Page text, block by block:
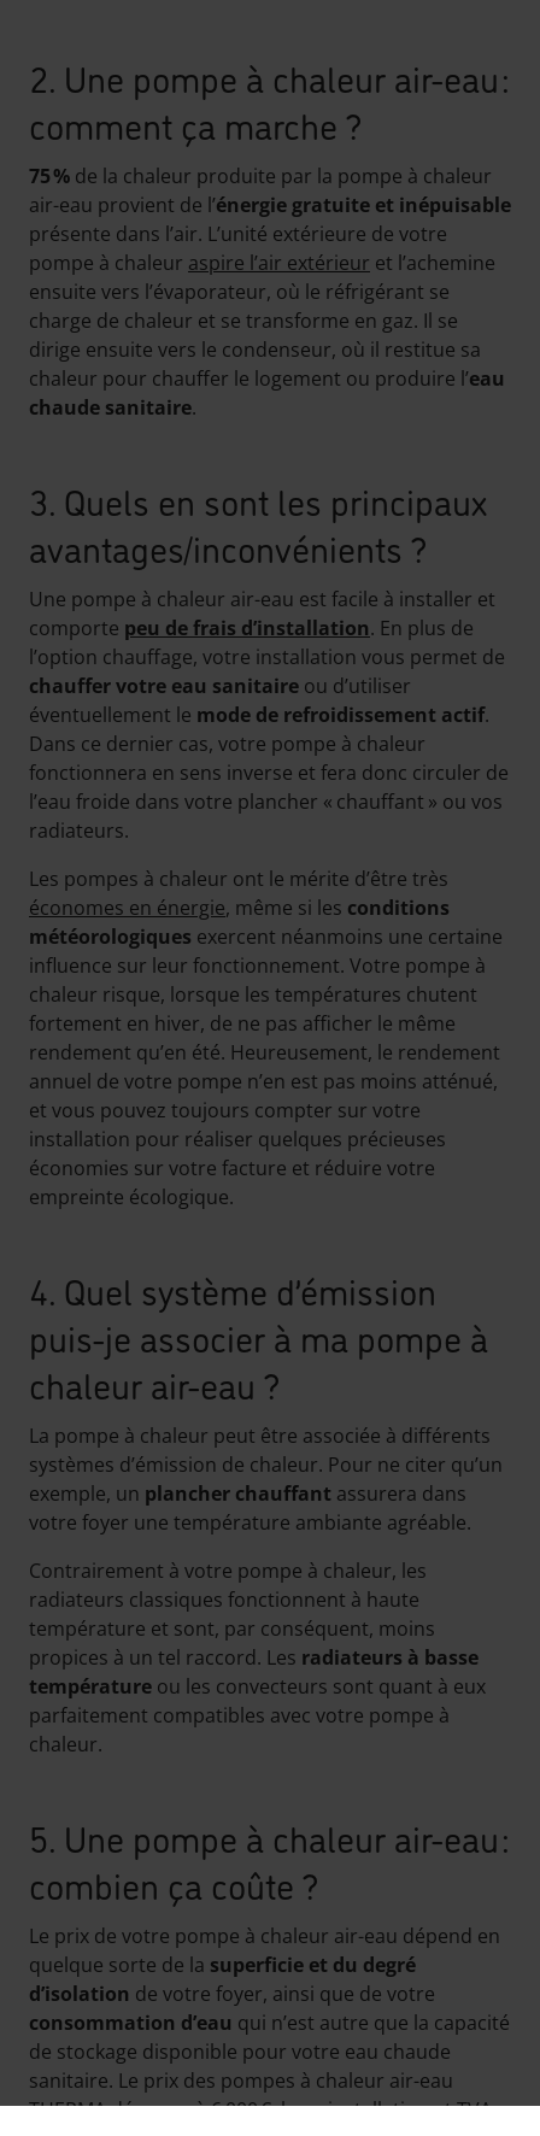
2. Une pompe à chaleur air-eau :
comment ça marche ?
75 % de la chaleur produite par la pompe à chaleur
air-eau provient de l’énergie gratuite et inépuisable
présente dans l’air. L’unité extérieure de votre
pompe à chaleur aspire l’air extérieur et l’achemine
ensuite vers l’évaporateur, où le réfrigérant se
charge de chaleur et se transforme en gaz. Il se
dirige ensuite vers le condenseur, où il restitue sa
chaleur pour chauffer le logement ou produire l’eau
chaude sanitaire.
3. Quels en sont les principaux
avantages/inconvénients ?
Une pompe à chaleur air-eau est facile à installer et
comporte peu de frais d’installation. En plus de
l’option chauffage, votre installation vous permet de
chauffer votre eau sanitaire ou d’utiliser
éventuellement le mode de refroidissement actif.
Dans ce dernier cas, votre pompe à chaleur
fonctionnera en sens inverse et fera donc circuler de
l’eau froide dans votre plancher « chauffant » ou vos
radiateurs.
Les pompes à chaleur ont le mérite d’être très
économes en énergie, même si les conditions
météorologiques exercent néanmoins une certaine
influence sur leur fonctionnement. Votre pompe à
chaleur risque, lorsque les températures chutent
fortement en hiver, de ne pas afficher le même
rendement qu’en été. Heureusement, le rendement
annuel de votre pompe n’en est pas moins atténué,
et vous pouvez toujours compter sur votre
installation pour réaliser quelques précieuses
économies sur votre facture et réduire votre
empreinte écologique.
4. Quel système d’émission
puis-je associer à ma pompe à
chaleur air-eau ?
La pompe à chaleur peut être associée à différents
systèmes d’émission de chaleur. Pour ne citer qu’un
exemple, un plancher chauffant assurera dans
votre foyer une température ambiante agréable.
Contrairement à votre pompe à chaleur, les
radiateurs classiques fonctionnent à haute
température et sont, par conséquent, moins
propices à un tel raccord. Les radiateurs à basse
température ou les convecteurs sont quant à eux
parfaitement compatibles avec votre pompe à
chaleur.
5. Une pompe à chaleur air-eau :
combien ça coûte ?
Le prix de votre pompe à chaleur air-eau dépend en
quelque sorte de la superficie et du degré
d’isolation de votre foyer, ainsi que de votre
consommation d’eau qui n’est autre que la capacité
de stockage disponible pour votre eau chaude
sanitaire. Le prix des pompes à chaleur air-eau
THERMA démarre à 6 000 €, hors installation et TVA.